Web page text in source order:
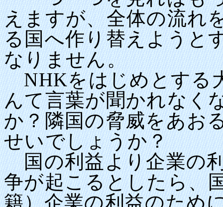
えますが、全体の流れ
る国へ作り替えようと
なりません。
NHKをはじめとする
んて言葉が聞かれなく
か？隣国の脅威をあお
せいでしょうか？
国の利益より企業の
争が起こるとしたら、
籍）企業の利益のため